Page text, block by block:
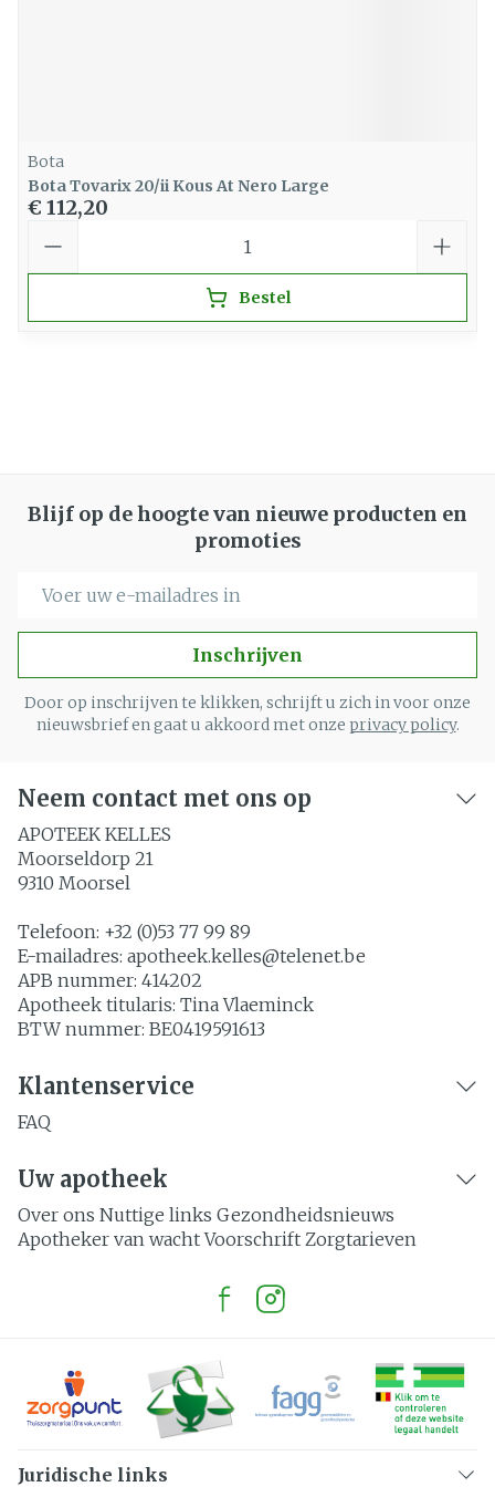
Bota
Bota Tovarix 20/ii Kous At Nero Large
€ 112,20
Bestel
Blijf op de hoogte van nieuwe producten en
promoties
Inschrijven
Door op inschrijven te klikken, schrijft u zich in voor onze
nieuwsbrief en gaat u akkoord met onze privacy policy.
Neem contact met ons op
APOTEEK KELLES
Moorseldorp 21
9310 Moorsel
Telefoon: +32 (0)53 77 99 89
E-mailadres: apotheek.kelles@telenet.be
APB nummer: 414202
Apotheek titularis: Tina Vlaeminck
BTW nummer: BE0419591613
Klantenservice
FAQ
Uw apotheek
Over ons Nuttige links Gezondheidsnieuws
Apotheker van wacht Voorschrift Zorgtarieven
Juridische links